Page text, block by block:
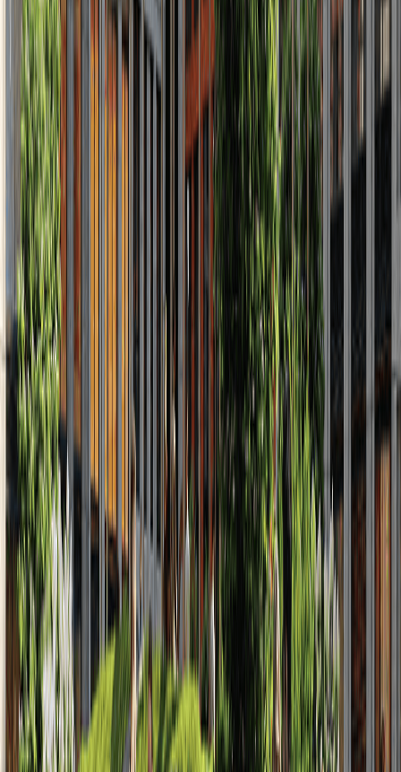
2
2022
Июль
2
2022
Июнь
2
2022
Май